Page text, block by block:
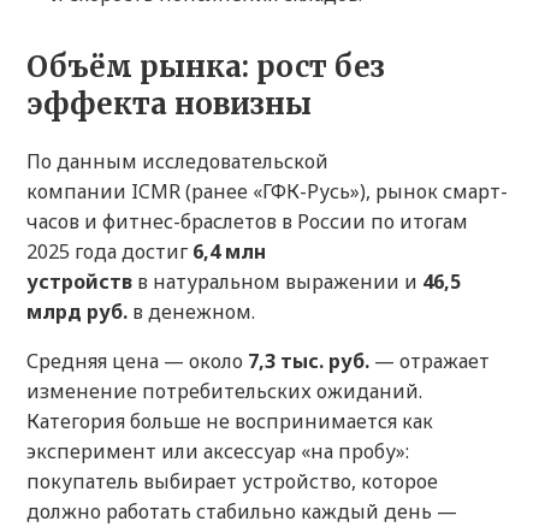
Объём рынка: рост без
эффекта новизны
По данным исследовательской
компании ICMR (ранее «ГФК-Русь»), рынок смарт-
часов и фитнес-браслетов в России по итогам
2025 года достиг 6,4 млн
устройств в натуральном выражении и 46,5
млрд руб. в денежном.
Средняя цена — около 7,3 тыс. руб. — отражает
изменение потребительских ожиданий.
Категория больше не воспринимается как
эксперимент или аксессуар «на пробу»:
покупатель выбирает устройство, которое
должно работать стабильно каждый день —